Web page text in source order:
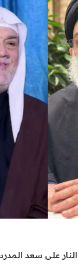
على سعد